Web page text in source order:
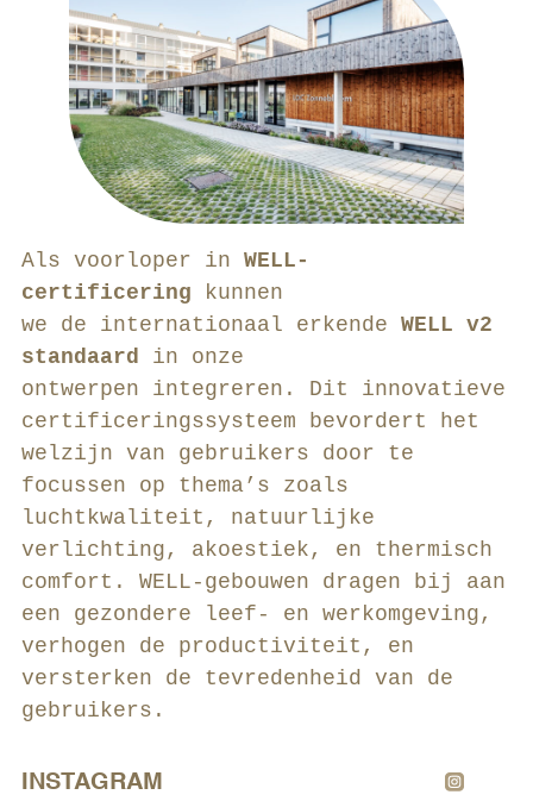
Als voorloper in WELL-
certificering kunnen
we de internationaal erkende WELL v2
standaard in onze
ontwerpen integreren. Dit innovatieve
certificeringssysteem bevordert het
welzijn van gebruikers door te
focussen op thema’s zoals
luchtkwaliteit, natuurlijke
verlichting, akoestiek, en thermisch
comfort. WELL-gebouwen dragen bij aan
een gezondere leef- en werkomgeving,
verhogen de productiviteit, en
versterken de tevredenheid van de
gebruikers.
INSTAGRAM